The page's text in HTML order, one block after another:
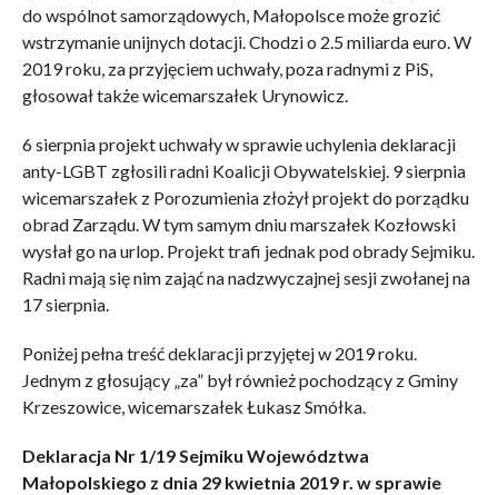
do wspólnot samorządowych, Małopolsce może grozić
wstrzymanie unijnych dotacji. Chodzi o 2.5 miliarda euro. W
2019 roku, za przyjęciem uchwały, poza radnymi z PiS,
głosował także wicemarszałek Urynowicz.
6 sierpnia projekt uchwały w sprawie uchylenia deklaracji
anty-LGBT zgłosili radni Koalicji Obywatelskiej. 9 sierpnia
wicemarszałek z Porozumienia złożył projekt do porządku
obrad Zarządu. W tym samym dniu marszałek Kozłowski
wysłał go na urlop. Projekt trafi jednak pod obrady Sejmiku.
Radni mają się nim zająć na nadzwyczajnej sesji zwołanej na
17 sierpnia.
Poniżej pełna treść deklaracji przyjętej w 2019 roku.
Jednym z głosujący „za” był również pochodzący z Gminy
Krzeszowice, wicemarszałek Łukasz Smółka.
Deklaracja Nr 1/19 Sejmiku Województwa
Małopolskiego z dnia 29 kwietnia 2019 r. w sprawie